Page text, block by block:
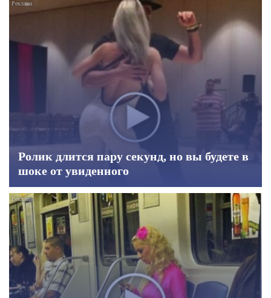
Ролик длится пару секунд, но вы будете в
шоке от увиденного